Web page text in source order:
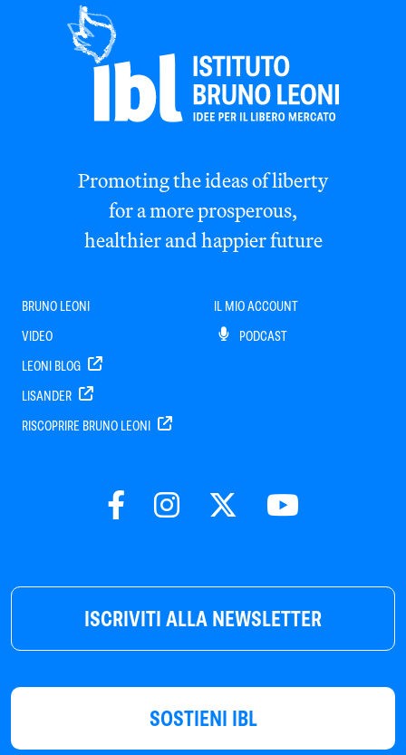
ISCRIVITI ALLA NEWSLETTER
SOSTIENI IBL
Promoting the ideas of liberty
for a more prosperous,
healthier and happier future
BRUNO LEONI
VIDEO
LEONI BLOG
LISANDER
RISCOPRIRE BRUNO LEONI
IL MIO ACCOUNT
PODCAST